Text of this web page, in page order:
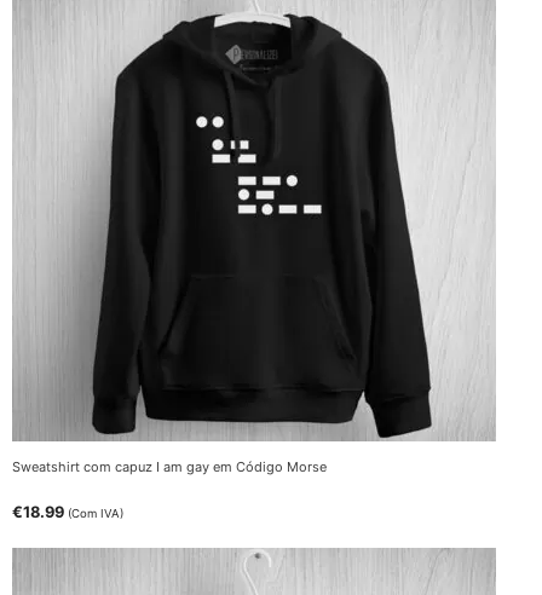
Sweatshirt com capuz I am gay em Código Morse
€18.99 (Com IVA)